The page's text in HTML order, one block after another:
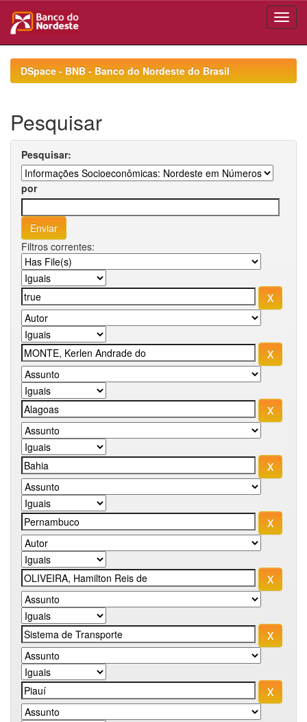
navigationDSpace - BNB - Banco do Nordeste do Brasil
Pesquisar
Pesquisar:
por
Filtros correntes: